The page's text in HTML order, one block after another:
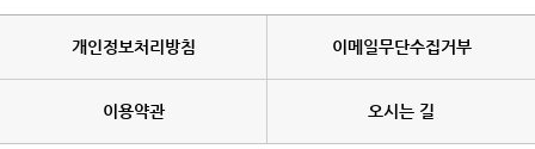
개인정보처리방침 이메일무단수집거부
이용약관 오시는 길